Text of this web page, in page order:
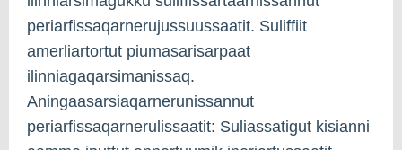
periarfissaqarnerujussuussaatit. Suliffiit
amerliartortut piumasarisarpaat
ilinniagaqarsimanissaq.
Aningaasarsiaqarnerunissannut
periarfissaqarnerulissaatit: Suliassatigut kisianni